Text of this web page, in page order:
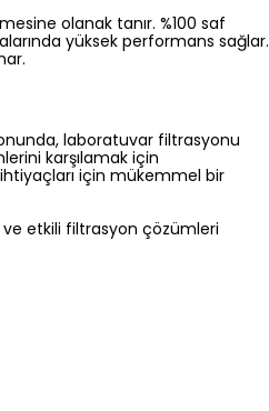
olanak tanır. %100 saf
yüksek performans sağlar.
laboratuvar filtrasyonu
karşılamak için
için mükemmel bir
ve etkili filtrasyon çözümleri